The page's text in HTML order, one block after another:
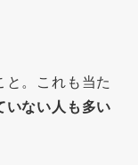
と。これも当た
いない人も多い